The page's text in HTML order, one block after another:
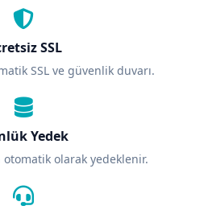
SSL
SSL ve güvenlik duvarı.
Yedek
olarak yedeklenir.